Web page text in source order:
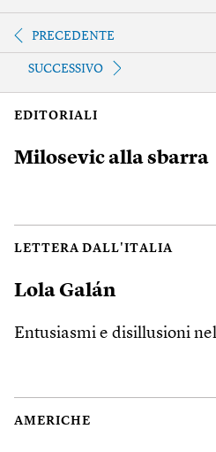
PRECEDENTE
SUCCESSIVO
EDITORIALI
Milosevic alla sbarra
LETTERA DALL'ITALIA
Lola Galán
Entusiasmi e disillusioni
AMERICHE